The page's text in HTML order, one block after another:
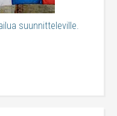
suunnitteleville.